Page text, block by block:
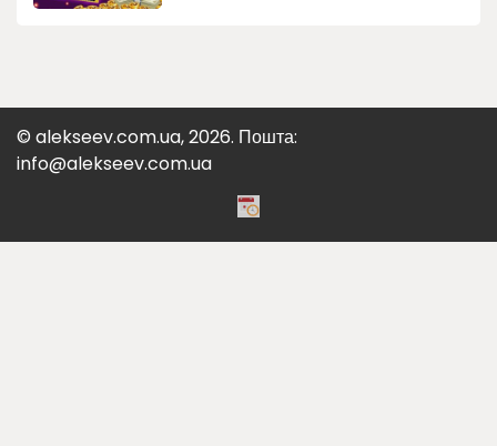
© alekseev.com.ua, 2026. Пошта:
info@alekseev.com.ua